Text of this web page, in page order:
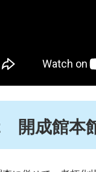
開成館本